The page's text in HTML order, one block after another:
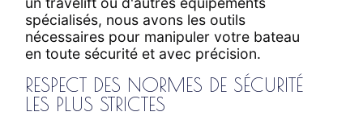
spécialisés, nous avons les outils
nécessaires pour manipuler votre bateau
en toute sécurité et avec précision.
RESPECT DES NORMES DE SÉCURITÉ
LES PLUS STRICTES